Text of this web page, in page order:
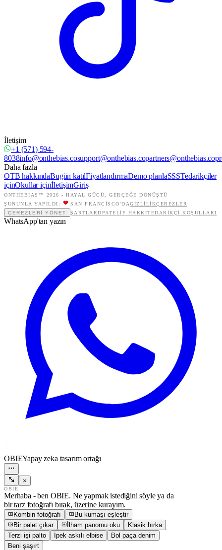
İletişim
+1 (571) 594-
8038info@onthebias.cosupport@onthebias.copartners@onthebias.co
Daha fazla
OTB hakkındaBugün katılFiyatlandırmaDemo planlaSSSTedarikçiler
içinOkullar içinİletişimGiriş
ONTHEBIAS™ 2026 - HAYAL GÜCÜ, GERÇEĞE DÖNÜŞTÜ
ŞUNUNLA YAPILDI:
SAN FRANCISCO'DAGIZLILIKÇEREZLER
ÇEREZLERI YÖNET
ŞARTLARDPATELIF HAKKITEDARIKÇI KOŞULLARI
WhatsApp'tan yazın
OBIEYapay zeka tasarım ortağı
×
OBIE
Merhaba - ben OBIE. Ne yapmak istediğini söyle ya da
bir tarz fotoğrafı bırak, üzerine kurayım.
Kombin fotoğrafı
Bu kumaşı eşleştir
Bir palet çıkar
İlham panomu oku
Klasik hırka
Terzi işi palto
İpek askılı elbise
Bol paça denim
Beni şaşırt